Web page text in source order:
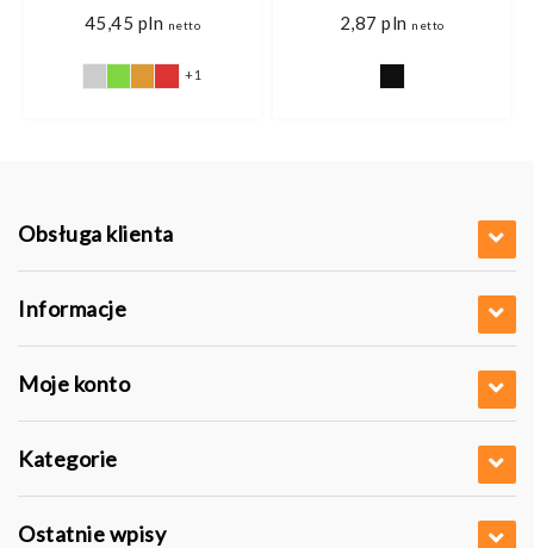
45,45 pln netto
+1
2,87 pln netto
Obsługa klienta
Informacje
Moje konto
Kategorie
Ostatnie wpisy